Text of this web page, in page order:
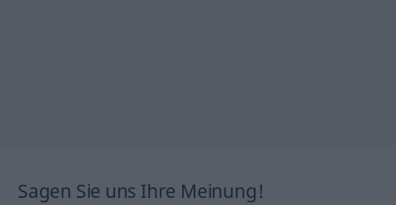
Sagen Sie uns Ihre Meinung!